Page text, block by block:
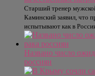
Старший тренер
Каминский заявил, что
испытывают как в
Названо число
россиян